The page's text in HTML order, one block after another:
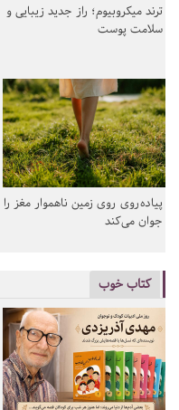
ترند میکروبیوم؛ راز جدید زیبایی و
سلامت پوست
پیاده‌روی روی زمین ناهموار مغز را
جوان می‌کند
کتاب خوب